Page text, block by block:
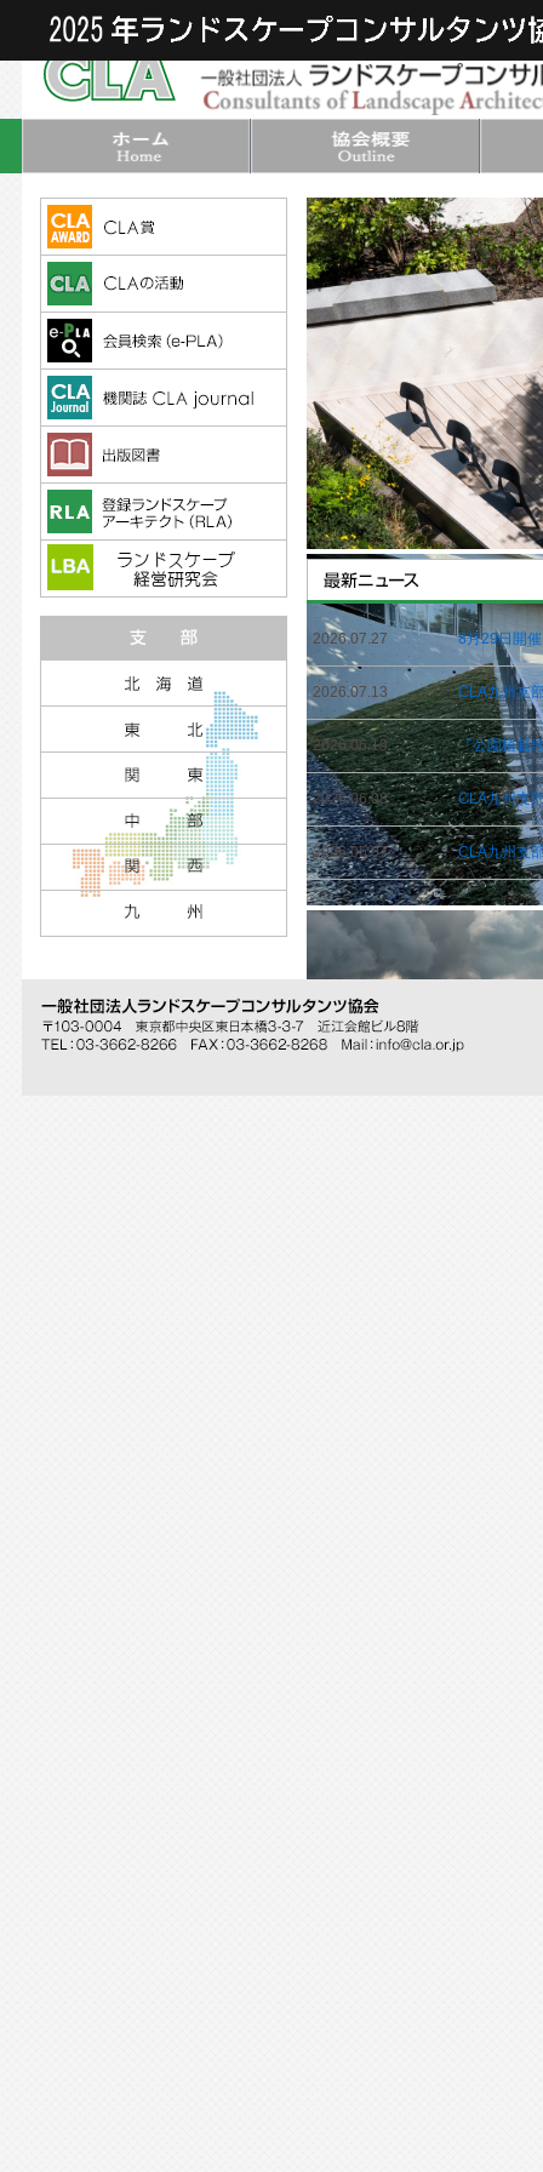
2026.07.27 8月29日開
2026.07.13 CLA九州支
2026.06.19 『公園植栽
2026.06.08 CLA九州支
2026.05.07 CLA九州支